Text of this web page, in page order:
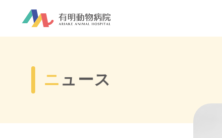
ニュース